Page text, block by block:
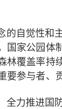
的自觉性和
国家公园体
林覆盖率持
要参与者、
力推进国